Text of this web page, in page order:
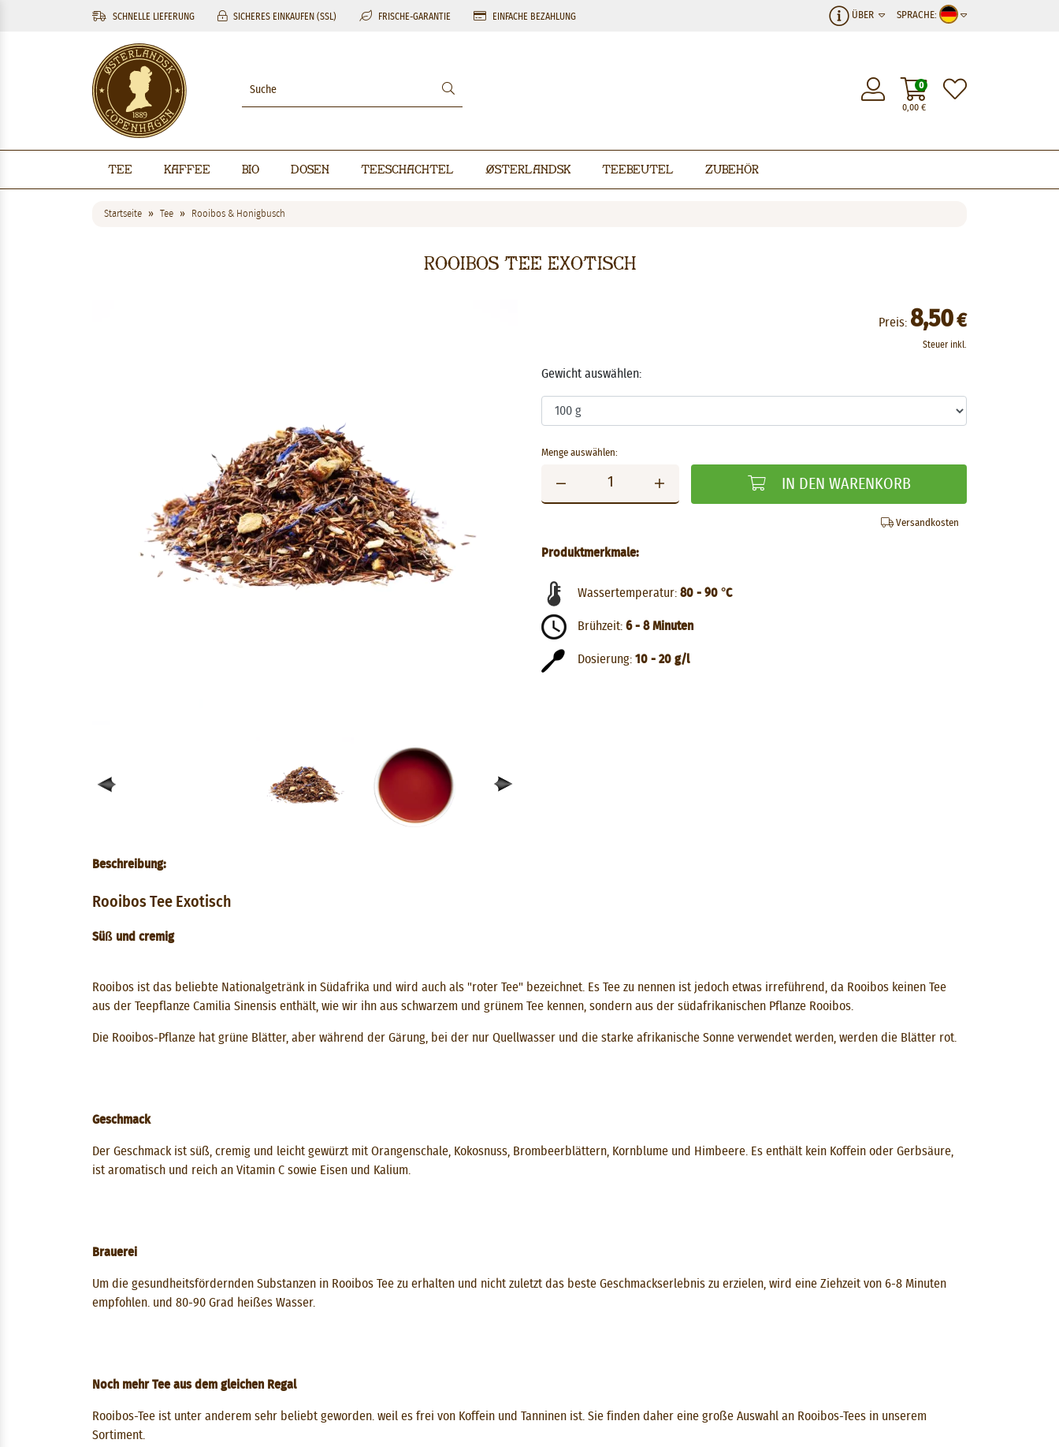
SCHNELLE LIEFERUNG SICHERES EINKAUFEN (SSL) FRISCHE-GARANTIE EINFACHE BEZAHLUNG SPRACHE:
ÜBER
0,00€
0
Tee Kaffee BIO Dosen Teeschachtel Østerlandsk Teebeutel Zubehör
Startseite Tee Rooibos & Honigbusch
Rooibos Tee Exotisch
Preis: 8,50€
Steuer inkl.
Gewicht auswählen:
Menge auswählen:
IN DEN WARENKORB
Versandkosten
Produktmerkmale:
Wassertemperatur: 80 - 90 °C
Brühzeit: 6 - 8 Minuten
Dosierung: 10 - 20 g/l
Beschreibung:
Rooibos Tee Exotisch
Süß und cremig
Rooibos ist das beliebte Nationalgetränk in Südafrika und wird auch als "roter Tee" bezeichnet. Es Tee zu nennen ist jedoch etwas irreführend, da Rooibos keinen Tee
aus der Teepflanze Camilia Sinensis enthält, wie wir ihn aus schwarzem und grünem Tee kennen, sondern aus der südafrikanischen Pflanze Rooibos.
Die Rooibos-Pflanze hat grüne Blätter, aber während der Gärung, bei der nur Quellwasser und die starke afrikanische Sonne verwendet werden, werden die Blätter rot.
Geschmack
Der Geschmack ist süß, cremig und leicht gewürzt mit Orangenschale, Kokosnuss, Brombeerblättern, Kornblume und Himbeere. Es enthält kein Koffein oder Gerbsäure,
ist aromatisch und reich an Vitamin C sowie Eisen und Kalium.
Brauerei
Um die gesundheitsfördernden Substanzen in Rooibos Tee zu erhalten und nicht zuletzt das beste Geschmackserlebnis zu erzielen, wird eine Ziehzeit von 6-8 Minuten
empfohlen. und 80-90 Grad heißes Wasser.
Noch mehr Tee aus dem gleichen Regal
Rooibos-Tee ist unter anderem sehr beliebt geworden. weil es frei von Koffein und Tanninen ist. Sie finden daher eine große Auswahl an Rooibos-Tees in unserem
Sortiment.